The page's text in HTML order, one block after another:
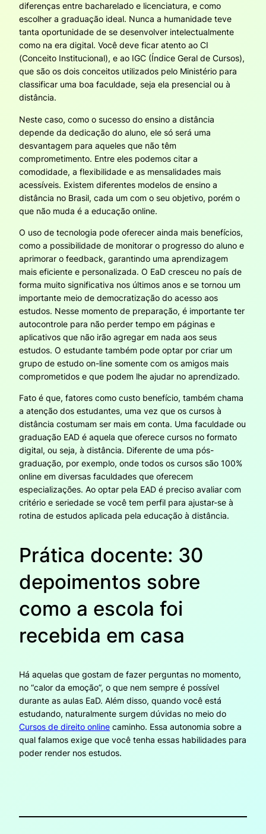
diferenças entre bacharelado e licenciatura, e como
escolher a graduação ideal. Nunca a humanidade teve
tanta oportunidade de se desenvolver intelectualmente
como na era digital. Você deve ficar atento ao CI
(Conceito Institucional), e ao IGC (Índice Geral de Cursos),
que são os dois conceitos utilizados pelo Ministério para
classificar uma boa faculdade, seja ela presencial ou à
distância.
Neste caso, como o sucesso do ensino a distância
depende da dedicação do aluno, ele só será uma
desvantagem para aqueles que não têm
comprometimento. Entre eles podemos citar a
comodidade, a flexibilidade e as mensalidades mais
acessíveis. Existem diferentes modelos de ensino a
distância no Brasil, cada um com o seu objetivo, porém o
que não muda é a educação online.
O uso de tecnologia pode oferecer ainda mais benefícios,
como a possibilidade de monitorar o progresso do aluno e
aprimorar o feedback, garantindo uma aprendizagem
mais eficiente e personalizada. O EaD cresceu no país de
forma muito significativa nos últimos anos e se tornou um
importante meio de democratização do acesso aos
estudos. Nesse momento de preparação, é importante ter
autocontrole para não perder tempo em páginas e
aplicativos que não irão agregar em nada aos seus
estudos. O estudante também pode optar por criar um
grupo de estudo on-line somente com os amigos mais
comprometidos e que podem lhe ajudar no aprendizado.
Fato é que, fatores como custo benefício, também chama
a atenção dos estudantes, uma vez que os cursos à
distância costumam ser mais em conta. Uma faculdade ou
graduação EAD é aquela que oferece cursos no formato
digital, ou seja, à distância. Diferente de uma pós-
graduação, por exemplo, onde todos os cursos são 100%
online em diversas faculdades que oferecem
especializações. Ao optar pela EAD é preciso avaliar com
critério e seriedade se você tem perfil para ajustar-se à
rotina de estudos aplicada pela educação à distância.
Prática docente: 30
depoimentos sobre
como a escola foi
recebida em casa
Há aquelas que gostam de fazer perguntas no momento,
no “calor da emoção”, o que nem sempre é possível
durante as aulas EaD. Além disso, quando você está
estudando, naturalmente surgem dúvidas no meio do
Cursos de direito online caminho. Essa autonomia sobre a
qual falamos exige que você tenha essas habilidades para
poder render nos estudos.